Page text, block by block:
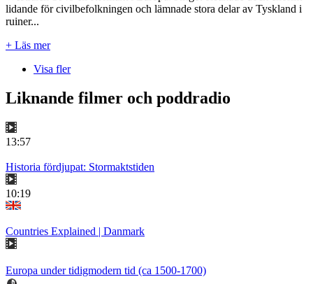
lidande för civilbefolkningen och lämnade stora delar av Tyskland i
ruiner...
+ Läs mer
Visa fler
Liknande filmer och poddradio
13:57
Historia fördjupat: Stormaktstiden
10:19
Countries Explained | Danmark
Europa under tidigmodern tid (ca 1500-1700)